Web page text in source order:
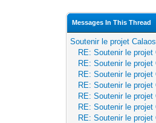
Messages In This Thread
Soutenir le projet Calaos
RE: Soutenir le projet
RE: Soutenir le projet
RE: Soutenir le projet
RE: Soutenir le projet
RE: Soutenir le projet
RE: Soutenir le projet
RE: Soutenir le projet